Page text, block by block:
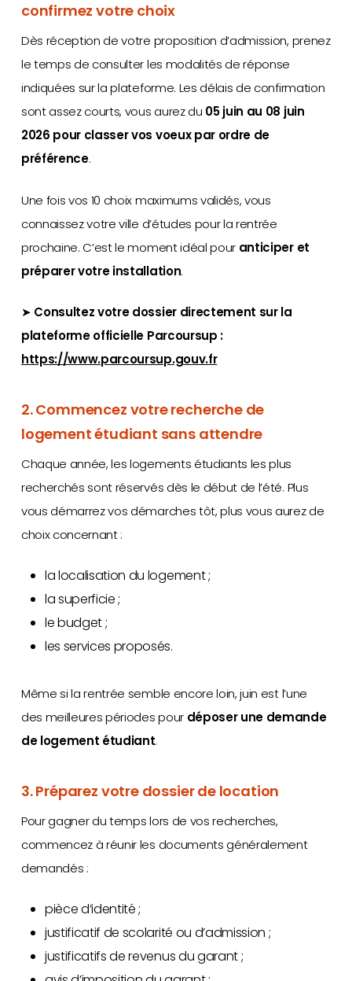
confirmez votre choix
Dès réception de votre proposition d’admission, prenez
le temps de consulter les modalités de réponse
indiquées sur la plateforme. Les délais de confirmation
sont assez courts, vous aurez du 05 juin au 08 juin
2026 pour classer vos voeux par ordre de
préférence.
Une fois vos 10 choix maximums validés, vous
connaissez votre ville d’études pour la rentrée
prochaine. C’est le moment idéal pour anticiper et
préparer votre installation.
➤ Consultez votre dossier directement sur la
plateforme officielle Parcoursup :
https://www.parcoursup.gouv.fr
2. Commencez votre recherche de
logement étudiant sans attendre
Chaque année, les logements étudiants les plus
recherchés sont réservés dès le début de l’été. Plus
vous démarrez vos démarches tôt, plus vous aurez de
choix concernant :
la localisation du logement ;
la superficie ;
le budget ;
les services proposés.
Même si la rentrée semble encore loin, juin est l’une
des meilleures périodes pour déposer une demande
de logement étudiant.
3. Préparez votre dossier de location
Pour gagner du temps lors de vos recherches,
commencez à réunir les documents généralement
demandés :
pièce d’identité ;
justificatif de scolarité ou d’admission ;
justificatifs de revenus du garant ;